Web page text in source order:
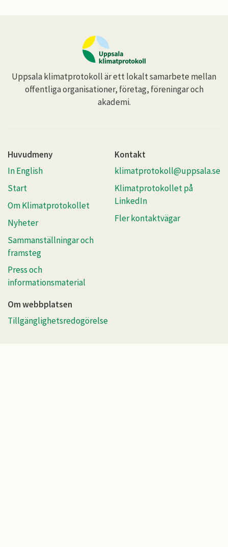
Uppsala klimatprotokoll är ett lokalt samarbete mellan
offentliga organisationer, företag, föreningar och
akademi.
Huvudmeny
In English
Start
Om Klimatprotokollet
Nyheter
Sammanställningar och
framsteg
Press och
informationsmaterial
Kontakt
klimatprotokoll@uppsala.se
Klimatprotokollet på
LinkedIn
Fler kontaktvägar
Om webbplatsen
Tillgänglighetsredogörelse